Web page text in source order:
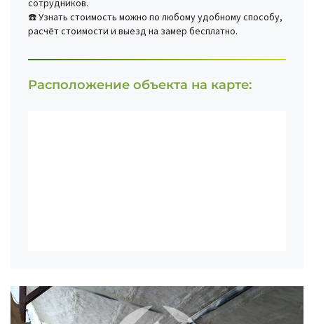
сотрудников.
☎️ Узнать стоимость можно по любому удобному способу,
расчёт стоимости и выезд на замер бесплатно.
Расположение объекта на карте: